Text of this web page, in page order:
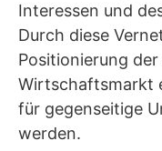
Interessen und
Durch diese
Positionierung
Wirtschaftsmarkt
für gegenseitige
werden.